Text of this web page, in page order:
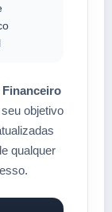
objetivo
qualquer